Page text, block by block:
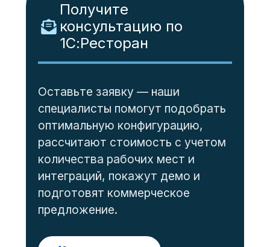
Получите
консультацию по
1С:Ресторан
Оставьте заявку — наши
специалисты помогут подобрать
оптимальную конфигурацию,
рассчитают стоимость с учетом
количества рабочих мест и
интеграций, покажут демо и
подготовят коммерческое
предложение.